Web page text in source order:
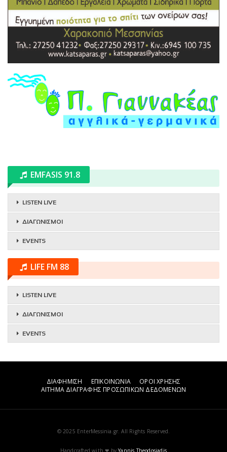
EMFASIS 91.8
LISTEN LIVE
ΔΙΑΓΩΝΙΣΜΟΙ
EVENTS
LIFE FM 88
LISTEN LIVE
ΔΙΑΓΩΝΙΣΜΟΙ
EVENTS
ΔΙΑΦΗΜΙΣΗ ΕΠΙΚΟΙΝΩΝΙΑ
ΟΡΟΙ ΧΡΗΣΗΣ
ΑΙΤΗΜΑ ΔΙΑΓΡΑΦΗΣ ΠΡΟΣΩΠΙΚΩΝ ΔΕΔΟΜΕΝΩΝ
© 2025 EnterMessinia.gr. All Rights Reserved.
Handcrafted with ❤ byYannis Theodosiadis